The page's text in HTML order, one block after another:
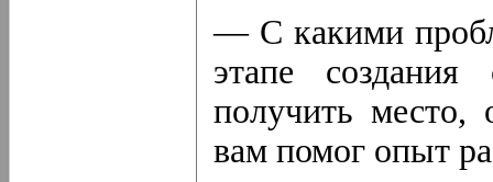
— С какими
этапе
получить
вам помог опыт